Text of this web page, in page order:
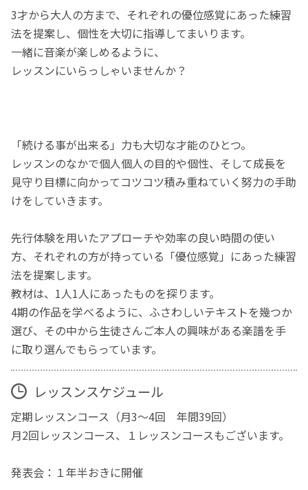
3才から大人の方まで、それぞれの優位感覚にあった練習
法を提案し、個性を大切に指導してまいります。
一緒に音楽が楽しめるように、
レッスンにいらっしゃいませんか？
「続ける事が出来る」力も大切な才能のひとつ。
レッスンのなかで個人個人の目的や個性、そして成長を
見守り目標に向かってコツコツ積み重ねていく努力の手助
けをしていきます。
先行体験を用いたアプローチや効率の良い時間の使い
方、それぞれの方が持っている「優位感覚」にあった練習
法を提案します。
教材は、1人1人にあったものを探ります。
4期の作品を学べるように、ふさわしいテキストを幾つか
選び、その中から生徒さんご本人の興味がある楽譜を手
に取り選んでもらっています。
レッスンスケジュール
定期レッスンコース（月3～4回 年間39回）
月2回レッスンコース、１レッスンコースもございます。
発表会：１年半おきに開催